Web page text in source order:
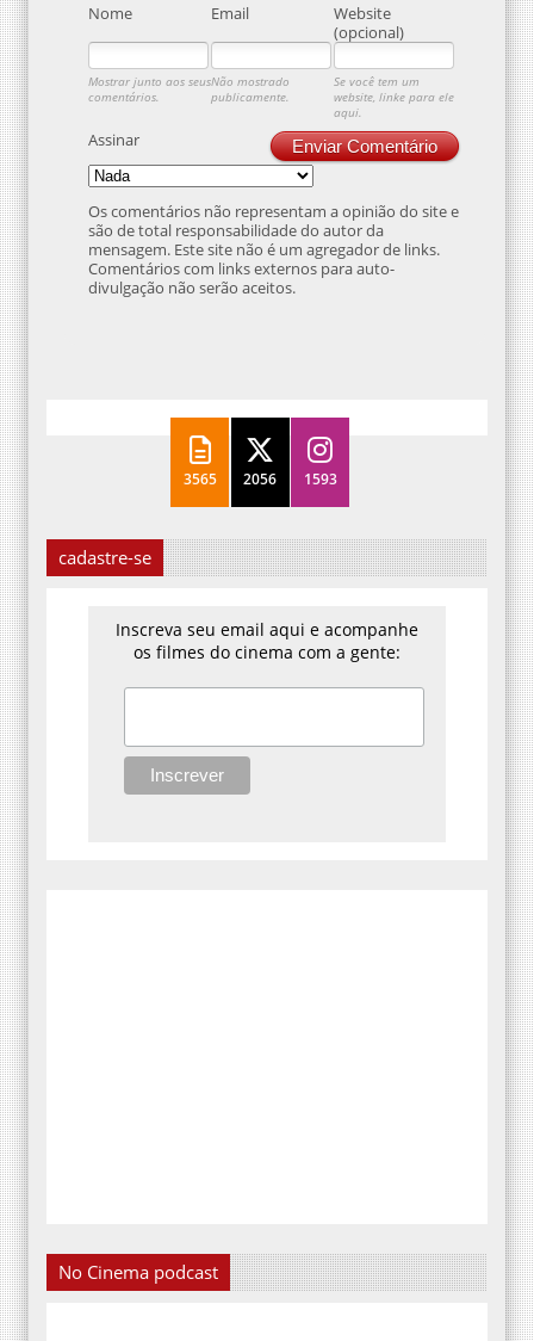
Nome Email
Website
(opcional)
Mostrar junto aos seus
comentários.
Não mostrado
publicamente.
Se você tem um
website, linke para ele
aqui.
Enviar Comentário
Assinar
Os comentários não representam a opinião do site e
são de total responsabilidade do autor da
mensagem. Este site não é um agregador de links.
Comentários com links externos para auto-
divulgação não serão aceitos.
3565 2056 1593
cadastre-se
Inscreva seu email aqui e acompanhe
os filmes do cinema com a gente:
No Cinema podcast